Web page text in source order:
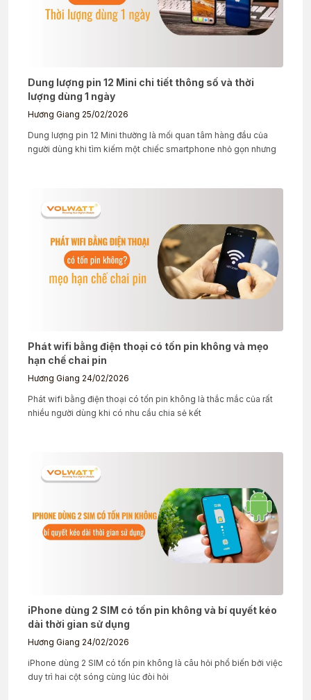
Dung lượng pin 12 Mini chi tiết thông số và thời
lượng dùng 1 ngày
Hương Giang 25/02/2026
Dung lượng pin 12 Mini thường là mối quan tâm hàng đầu của
người dùng khi tìm kiếm một chiếc smartphone nhỏ gọn nhưng
Phát wifi bằng điện thoại có tốn pin không và mẹo
hạn chế chai pin
Hương Giang 24/02/2026
Phát wifi bằng điện thoại có tốn pin không là thắc mắc của rất
nhiều người dùng khi có nhu cầu chia sẻ kết
iPhone dùng 2 SIM có tốn pin không và bí quyết kéo
dài thời gian sử dụng
Hương Giang 24/02/2026
iPhone dùng 2 SIM có tốn pin không là câu hỏi phổ biến bởi việc
duy trì hai cột sóng cùng lúc đòi hỏi